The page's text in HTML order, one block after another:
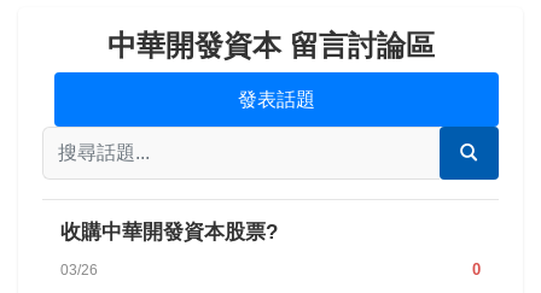
中華開發資本 留言討論區
發表話題
收購中華開發資本股票?
03/26 0